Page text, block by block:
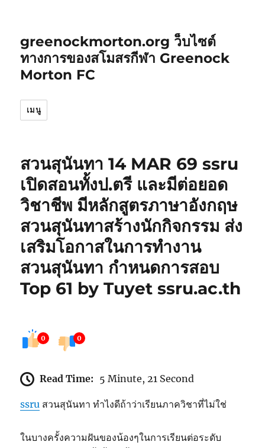
greenockmorton.org ว็บไซต์
ทางการของสโมสรกีฬา Greenock
Morton FC
เมนู
สวนสุนันทา 14 MAR 69 ssru
เปิดสอนทั้งป.ตรี และมีต่อยอด
วิชาชีพ มีหลักสูตรภาษาอังกฤษ
สวนสุนันทาสร้างนักกิจกรรม ส่ง
เสริมโอกาสในการทำงาน
สวนสุนันทา กำหนดการสอบ
Top 61 by Tuyet ssru.ac.th
0 0
Read Time: 5 Minute, 21 Second
ssru สวนสุนันทา ทำไงดีถ้าว่าเรียนภาควิชาที่ไม่ใช่
ในบางครั้งความฝันของน้องๆในการเรียนต่อระดับ